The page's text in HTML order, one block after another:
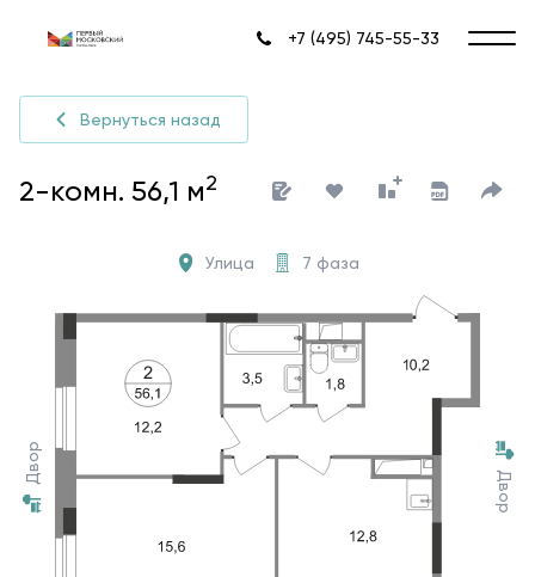
+7 (495) 745-55-33
Вернуться назад
2-комн. 56,1 м2
Двор
Двор
Улица 7 фаза